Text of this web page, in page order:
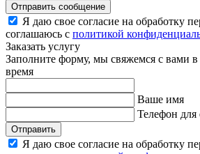
Отправить сообщение
Я даю свое согласие на обработку
соглашаюсь с политикой
Заказать услугу
Заполните форму, мы свяжемся с вами
время
Ваше имя
Телефон для
Отправить
Я даю свое согласие на обработку